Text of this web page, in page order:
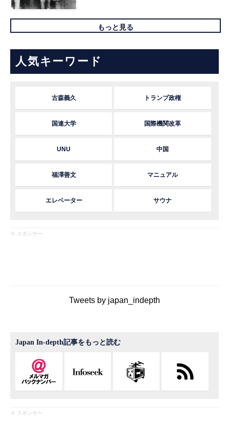
もっと見る
人気キーワード
古森義久 トランプ政権
国連大学 国際機関改革
UNU 中国
福澤善文 マニュアル
エレベーター サウナ
※ スポンサー
Tweets by japan_indepth
Japan In-depth記事をもっと読む
※ スポンサー